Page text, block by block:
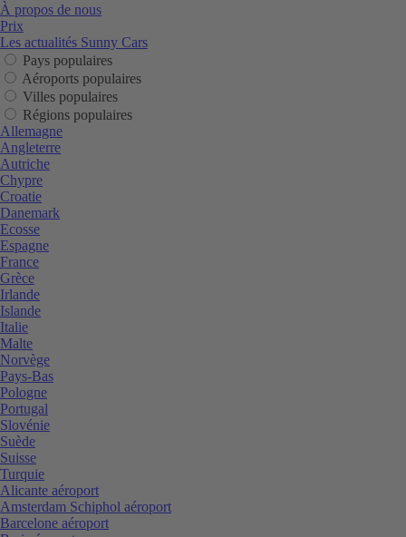
À propos de nous
Prix
Les actualités Sunny Cars
Pays populaires
Aéroports populaires
Villes populaires
Régions populaires
Allemagne
Angleterre
Autriche
Chypre
Croatie
Danemark
Ecosse
Espagne
France
Grèce
Irlande
Islande
Italie
Malte
Norvège
Pays-Bas
Pologne
Portugal
Slovénie
Suède
Suisse
Turquie
Alicante aéroport
Amsterdam Schiphol aéroport
Barcelone aéroport